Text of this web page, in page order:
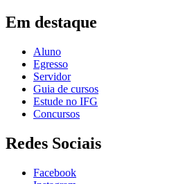
Em destaque
Aluno
Egresso
Servidor
Guia de cursos
Estude no IFG
Concursos
Redes Sociais
Facebook